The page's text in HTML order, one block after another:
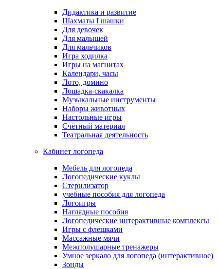
Дидактика и развитие
Шахматы I шашки
Для девочек
Для малышей
Для мальчиков
Игра ходилка
Игры на магнитах
Календари, часы
Лото, домино
Лошадка-скакалка
Музыкальные инструменты
Наборы животных
Настольные игры
Счётный материал
Театральная деятельность
Кабинет логопеда
Мебель для логопеда
Логопедические куклы
Стерилизатор
учебные пособия для логопеда
Логоигры
Наглядные пособия
Логопедические интерактивные комплексы
Игры с флешками
Массажные мячи
Межполушарные тренажеры
Умное зеркало для логопеда (интерактивное)
Зонды